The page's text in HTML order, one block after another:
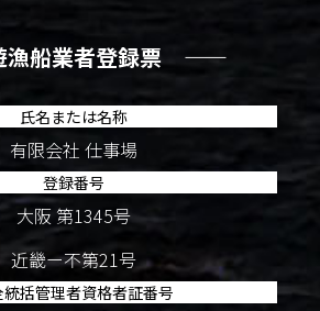
漁船業者登録票 ――
氏名または名称
有限会社 仕事場
登録番号
大阪 第1345号
近畿ー不第21号
統括管理者資格者証番号